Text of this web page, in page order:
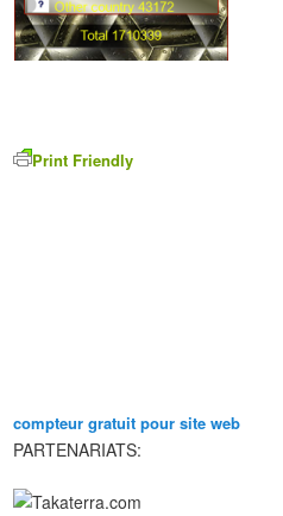
Print Friendly
compteur gratuit pour site web
PARTENARIATS: